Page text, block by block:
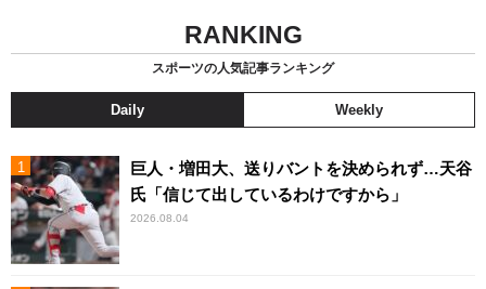
RANKING
スポーツの人気記事ランキング
Daily Weekly
巨人・増田大、送りバントを決められず…天谷
氏「信じて出しているわけですから」
2026.08.04